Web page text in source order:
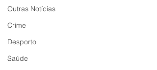
Outras Notícias
Crime
Desporto
Saúde